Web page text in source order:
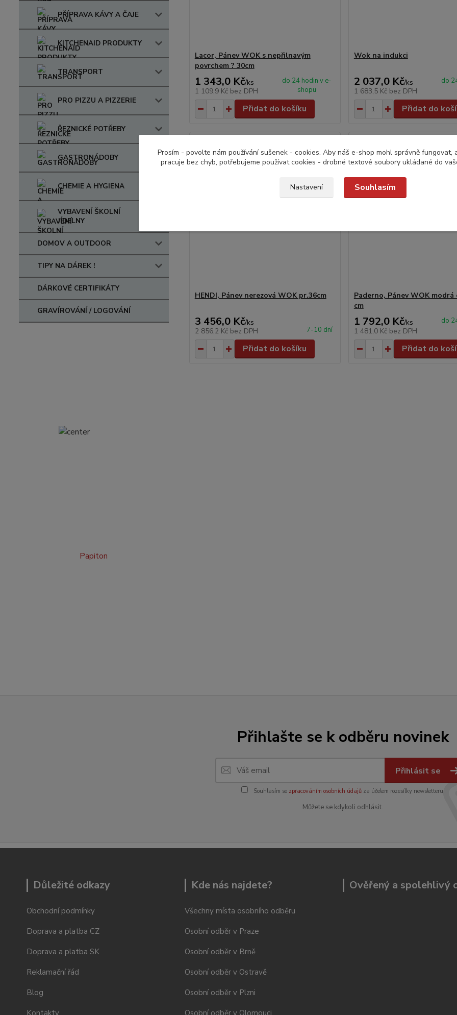
PŘÍPRAVA KÁVY A ČAJE
KITCHENAID PRODUKTY
TRANSPORT
PRO PIZZU A PIZZERIE
ŘEZNICKÉ POTŘEBY
GASTRONÁDOBY
CHEMIE A HYGIENA
VYBAVENÍ ŠKOLNÍ
JÍDELNY
DOMOV A OUTDOOR
TIPY NA DÁREK !
DÁRKOVÉ CERTIFIKÁTY
GRAVÍROVÁNÍ / LOGOVÁNÍ
Papiton
Lacor, Pánev WOK s nepřilnavým
povrchem ? 30cm
1 343,0 Kč/ks
1 109,9 Kč bez DPH
do 24 hodin v e-
shopu
Přidat do košíku
Wok na indukci
2 037,0 Kč/ks
1 683,5 Kč bez DPH
do
Přidat do
HENDI, Pánev nerezová WOK pr.36cm
3 456,0 Kč/ks
2 856,2 Kč bez DPH 7-10 dní
Přidat do košíku
Paderno, Pánev WOK modrá
cm
1 792,0 Kč/ks
1 481,0 Kč bez DPH
do
Přidat do
Přihlašte se k odběru novinek
Přihlásit se
Souhlasím se zpracováním osobních údajůza účelem rozesílky newsletteru.
Můžete se kdykoli odhlásit.
Důležité odkazy
Obchodní podmínky
Doprava a platba CZ
Doprava a platba SK
Reklamační řád
Blog
Kontakty
Kde nás najdete?
Všechny místa osobního odběru
Osobní odběr v Praze
Osobní odběr v Brně
Osobní odběr v Ostravě
Osobní odběr v Plzni
Osobní odběr v Olomouci
Ověřený a spolehlivý
Prosím - povolte nám používání sušenek - cookies. Aby náš e-shop mohl správně fungovat,
pracuje bez chyb, potřebujeme používat cookies - drobné textové soubory ukládané do
Nastavení Souhlasím